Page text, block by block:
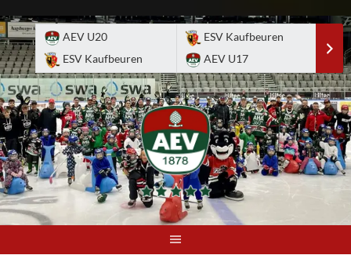
to
content
AEV U20
ESV Kaufbeuren
ESV Kaufbeuren
AEV U17